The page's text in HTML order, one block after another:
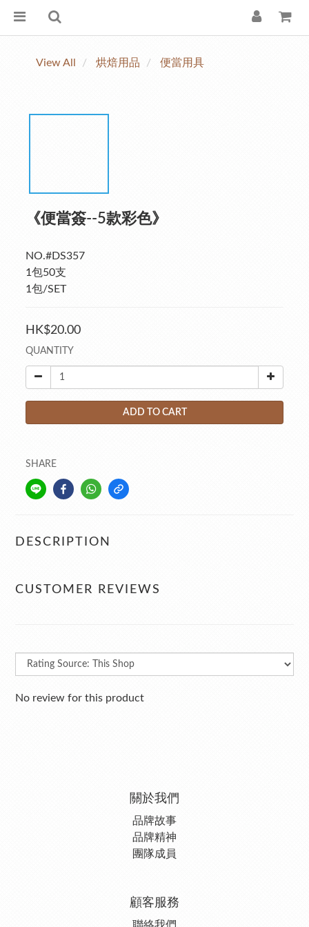
View All 烘焙用品 便當用具
《便當簽--5款彩色》
NO.#DS357
1包50支
1包/SET
HK$20.00
QUANTITY
ADD TO CART
SHARE
DESCRIPTION
CUSTOMER REVIEWS
No review for this product
關於我們
品牌故事
品牌精神
團隊成員
顧客服務